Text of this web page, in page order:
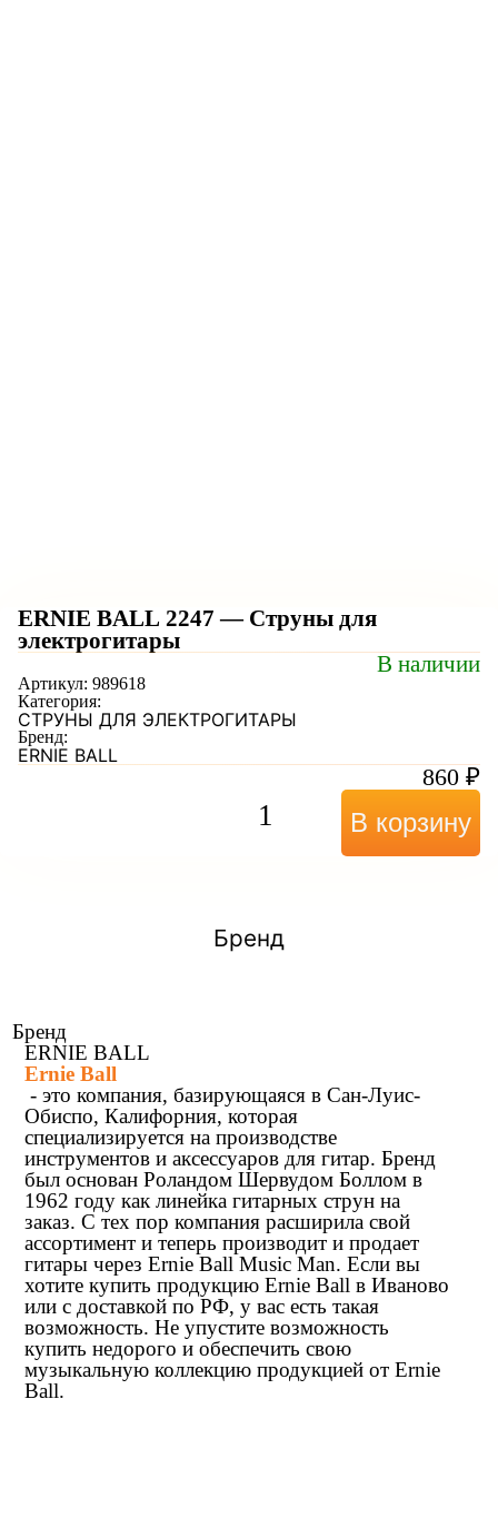
ERNIE BALL 2247 — Струны для
электрогитары
860 ₽
В наличии
В корзину
Артикул: 989618
Категория:
СТРУНЫ ДЛЯ ЭЛЕКТРОГИТАРЫ
Бренд:
ERNIE BALL
Бренд
Бренд
ERNIE BALL
Ernie Ball
- это компания, базирующаяся в Сан-Луис-
Обиспо, Калифорния, которая
специализируется на производстве
инструментов и аксессуаров для гитар. Бренд
был основан Роландом Шервудом Боллом в
1962 году как линейка гитарных струн на
заказ. С тех пор компания расширила свой
ассортимент и теперь производит и продает
гитары через Ernie Ball Music Man. Если вы
хотите купить продукцию Ernie Ball в Иваново
или с доставкой по РФ, у вас есть такая
возможность. Не упустите возможность
купить недорого и обеспечить свою
музыкальную коллекцию продукцией от Ernie
Ball.